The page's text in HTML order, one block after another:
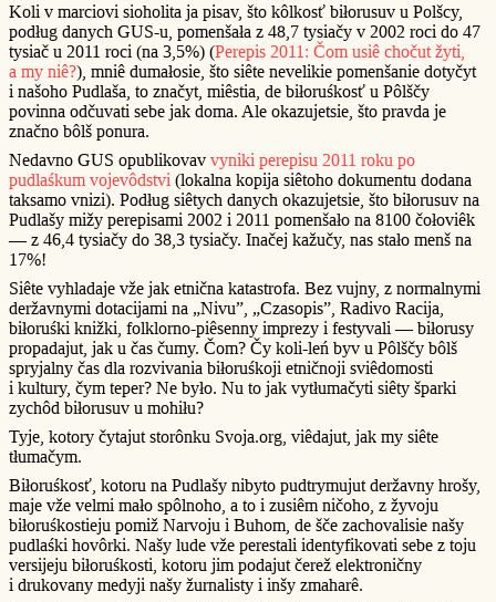
Koli v marciovi sioholita ja pisav, što kôlkosť biłorusuv u Polšcy,
podług danych GUS-u, pomenšała z 48,7 tysiačy v 2002 roci do 47
tysiač u 2011 roci (na 3,5%) (Perepis 2011: Čom usiê chočut žyti,
a my niê?), mniê dumałosie, što siête nevelikie pomenšanie dotyčyt
i našoho Pudlaša, to značyt, miêstia, de biłoruśkosť u Pôlščy
povinna odčuvati sebe jak doma. Ale okazujetsie, što pravda je
značno bôlš ponura.
Nedavno GUS opublikovav vyniki perepisu 2011 roku po
pudlaśkum vojevôdstvi (lokalna kopija siêtoho dokumentu dodana
taksamo vnizi). Podług siêtych danych okazujetsie, što biłorusuv na
Pudlašy mižy perepisami 2002 i 2011 pomenšało na 8100 čołoviêk
— z 46,4 tysiačy do 38,3 tysiačy. Inačej kažučy, nas stało menš na
17%!
Siête vyhladaje vže jak etnična katastrofa. Bez vujny, z normalnymi
deržavnymi dotacijami na „Nivu”, „Czasopis”, Radivo Racija,
biłoruśki knižki, folklorno-piêsenny imprezy i festyvali — biłorusy
propadajut, jak u čas čumy. Čom? Čy koli-leń byv u Pôlščy bôlš
spryjalny čas dla rozvivania biłoruśkoji etničnoji sviêdomosti
i kultury, čym teper? Ne było. Nu to jak vytłumačyti siêty šparki
zychôd biłorusuv u mohiłu?
Tyje, kotory čytajut storônku Svoja.org, viêdajut, jak my siête
tłumačym.
Biłoruśkosť, kotoru na Pudlašy nibyto pudtrymujut deržavny hrošy,
maje vže velmi mało spôlnoho, a to i zusiêm ničoho, z žyvoju
biłoruśkostieju pomiž Narvoju i Buhom, de šče zachovalisie našy
pudlaśki hovôrki. Našy lude vže perestali identyfikovati sebe z toju
versijeju biłoruśkosti, kotoru jim podajut čerež elektroničny
i drukovany medyji našy žurnalisty i inšy zmaharê.